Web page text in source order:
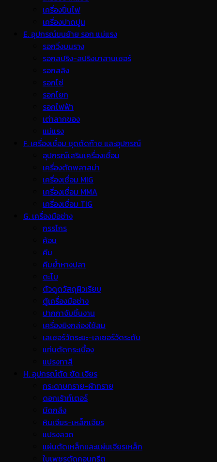
เครื่องปั่นไฟ
เครื่องปาดปูน
E. อุปกรณ์ขนย้าย รอก แม่แรง
รอกวิ่งบนราง
รอกสปริง-สปริงบาลานเซอร์
รอกสลิง
รอกโซ่
รอกโยก
รอกไฟฟ้า
เต่าลากของ
แม่แรง
F. เครื่องเชื่อม ชุดตัดก๊าซ และอุปกรณ์
อุปกรณ์เสริมเครื่องเชื่อม
เครื่องตัดพลาสม่า
เครื่องเชื่อม MIG
เครื่องเชื่อม MMA
เครื่องเชื่อม TIG
G. เครื่องมือช่าง
กรรไกร
ค้อน
คีม
คีมย้ำหางปลา
ตะไบ
ตัวดูดวัสดุผิวเรียบ
ตู้เครื่องมือช่าง
ปากกาจับชิ้นงาน
เครื่องยิงกล่องใช้ลม
เลเซอร์วัดระยะ-เลเซอร์วัดระดับ
แท่นตัดกระเบื้อง
แปรงทาสี
H. อุปกรณ์ตัด ขัด เจียร
กระดาษทราย-ผ้าทราย
ดอกเร้าท์เตอร์
มีดกลึง
หินเจียร-เหล็กเจียร
แปรงลวด
แผ่นตัดเหล็กและแผ่นเจียรเหล็ก
ใบเพชรตัดคอนกรีต